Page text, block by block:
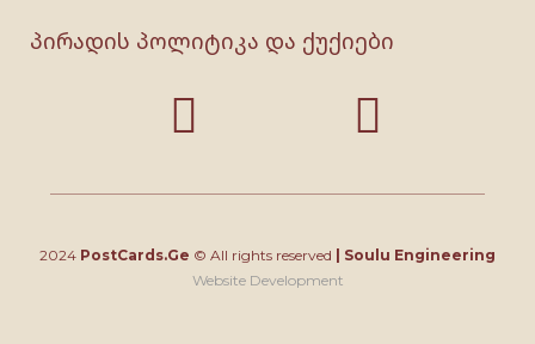
პირადის პოლიტიკა და ქუქიები
2024 PostCards.Ge © All rights reserved | Soulu Engineering
Website Development